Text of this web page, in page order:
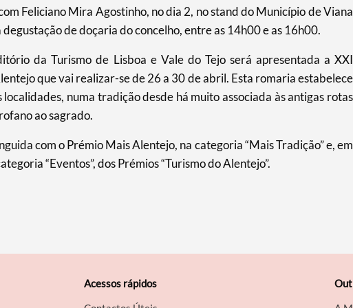
Feliciano Mira Agostinho, no dia 2, no stand do Município de Viana
de doçaria do concelho, entre as 14h00 e as 16h00.
da Turismo de Lisboa e Vale do Tejo será apresentada a XXI
que vai realizar-se de 26 a 30 de abril. Esta romaria estabelece
localidades, numa tradição desde há muito associada às antigas rotas
ao sagrado.
com o Prémio Mais Alentejo, na categoria “Mais Tradição” e, em
“Eventos”, dos Prémios “Turismo do Alentejo”.
Acessos rápidos